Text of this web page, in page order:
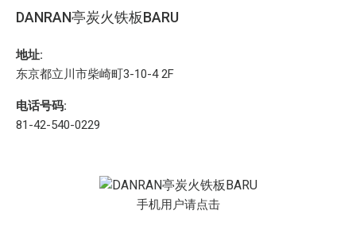
DANRAN亭炭火铁板BARU
地址:
东京都立川市柴崎町3-10-4 2F
电话号码:
81-42-540-0229
手机用户请点击